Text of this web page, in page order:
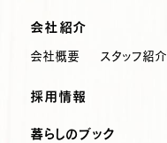
会社紹介
会社概要 スタッフ紹介
採用情報
暮らしのブック